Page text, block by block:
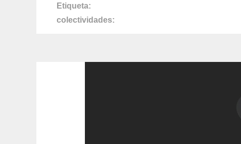
Etiqueta
colectividades